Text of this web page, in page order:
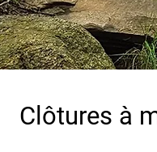
Clôtures à